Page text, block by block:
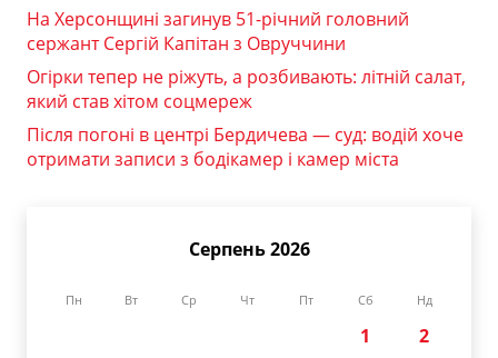
На Херсонщині загинув 51-річний головний
сержант Сергій Капітан з Овруччини
Огірки тепер не ріжуть, а розбивають: літній салат,
який став хітом соцмереж
Після погоні в центрі Бердичева — суд: водій хоче
отримати записи з бодікамер і камер міста
Серпень 2026
Пн Вт Ср Чт Пт Сб Нд
1
2